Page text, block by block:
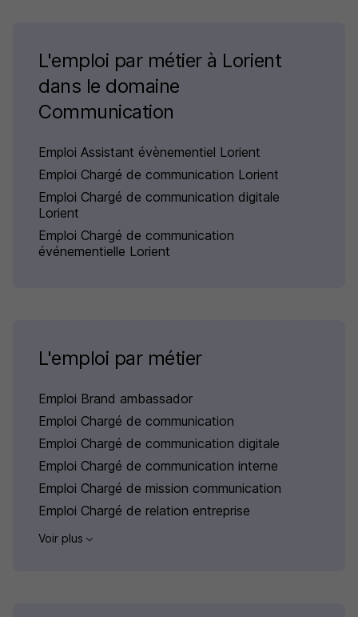
L'emploi par métier à Lorient
dans le domaine
Communication
Emploi Assistant évènementiel Lorient
Emploi Chargé de communication Lorient
Emploi Chargé de communication digitale
Lorient
Emploi Chargé de communication
événementielle Lorient
L'emploi par métier
Emploi Brand ambassador
Emploi Chargé de communication
Emploi Chargé de communication digitale
Emploi Chargé de communication interne
Emploi Chargé de mission communication
Emploi Chargé de relation entreprise
Voir plus